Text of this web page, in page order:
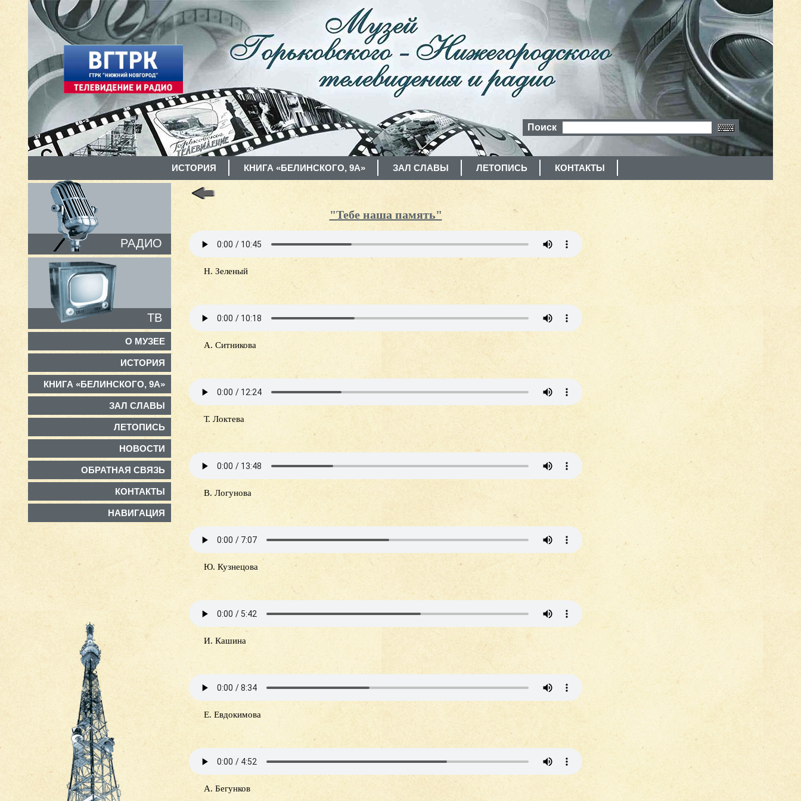
Поиск
ИСТОРИЯ КНИГА «БЕЛИНСКОГО, 9А» ЗАЛ СЛАВЫ ЛЕТОПИСЬ КОНТАКТЫ
РАДИО
ТВ
О МУЗЕЕ
ИСТОРИЯ
КНИГА «БЕЛИНСКОГО, 9А»
ЗАЛ СЛАВЫ
ЛЕТОПИСЬ
НОВОСТИ
ОБРАТНАЯ СВЯЗЬ
КОНТАКТЫ
НАВИГАЦИЯ
"Тебе наша память"
Н. Зеленый
А. Ситникова
Т. Локтева
В. Логунова
Ю. Кузнецова
И. Кашина
Е. Евдокимова
А. Бегунков